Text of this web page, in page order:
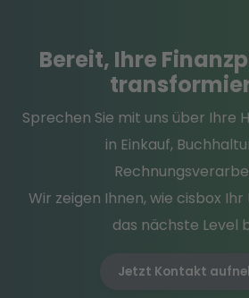
Bereit, Ihre
Sprechen Sie mit uns über Ihre
in Einkauf,
Wir zeigen Ihnen, wie cisbox
das nächste Level
Jetzt Kontakt